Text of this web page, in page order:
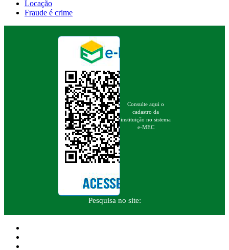
Locação
Fraude é crime
Consulte aqui o
cadastro da
instituição no sistema
e-MEC
Pesquisa no site: